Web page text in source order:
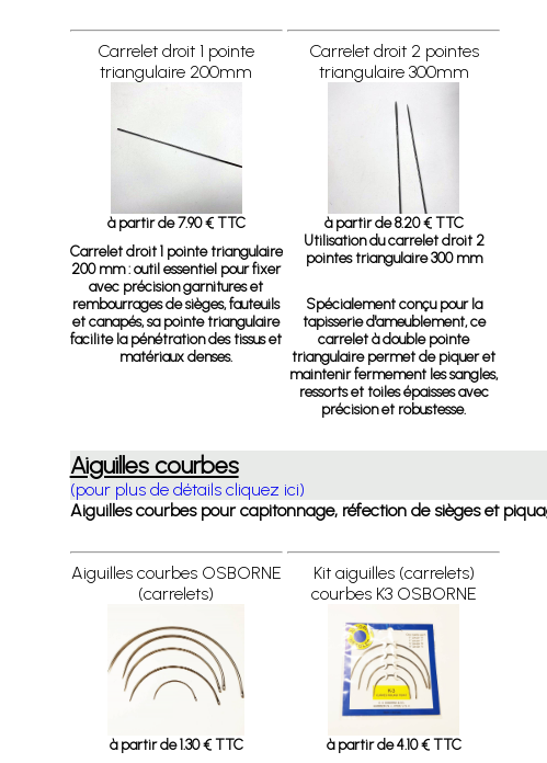
Carrelet droit 1 pointe
triangulaire 200mm
à partir de 7.90 € TTC
Carrelet droit 1 pointe triangulaire
200 mm: outil essentiel pour fixer
avec précision garnitures et
rembourrages de sièges, fauteuils
et canapés, sa pointe triangulaire
facilite la pénétration des tissus et
matériaux denses.
Carrelet droit 2 pointes
triangulaire 300mm
à partir de 8.20 € TTC
Utilisation du carrelet droit 2
pointes triangulaire 300 mm
Spécialement conçu pour la
tapisserie d'ameublement, ce
carrelet à double pointe
triangulaire permet de piquer et
maintenir fermement les sangles,
ressorts et toiles épaisses avec
précision et robustesse.
Aiguilles courbes
(pour plus de détails cliquez ici)
Aiguilles courbes pour capitonnage, réfection de sièges et
Aiguilles courbes OSBORNE
(carrelets)
à partir de 1.30 € TTC
Kit aiguilles (carrelets)
courbes K3 OSBORNE
à partir de 4.10 € TTC